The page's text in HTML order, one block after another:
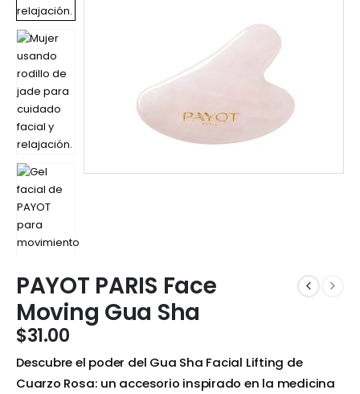
PAYOT PARIS Face
Moving Gua Sha
$31.00
Descubre el poder del Gua Sha Facial Lifting de
Cuarzo Rosa: un accesorio inspirado en la medicina